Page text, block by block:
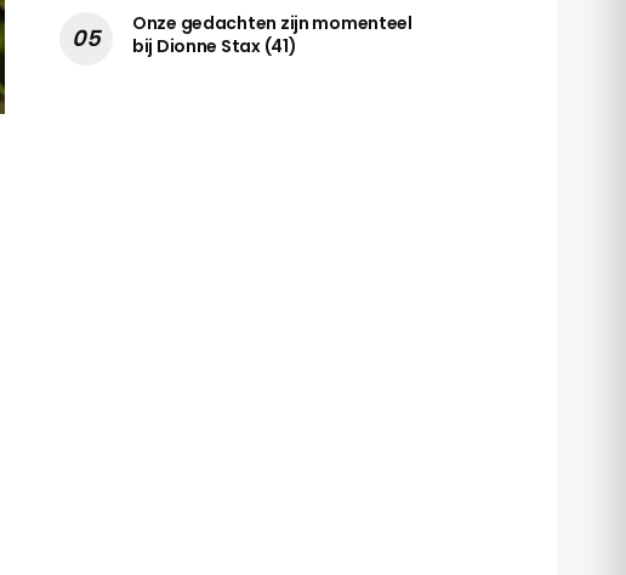
Onze gedachten zijn momenteel
bij Dionne Stax (41)